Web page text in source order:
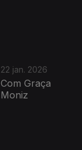
22 jan. 2026
Com Graça
Moniz